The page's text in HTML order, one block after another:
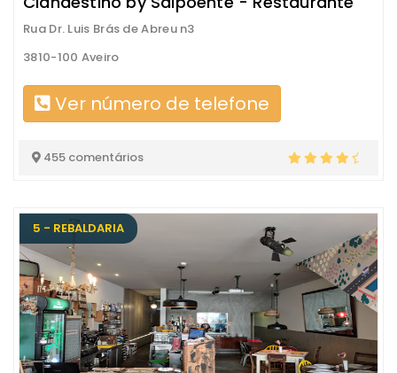
Rua Dr. Luis Brás de Abreu n3
3810-100 Aveiro
Ver número de telefone
455 comentários
5 - REBALDARIA